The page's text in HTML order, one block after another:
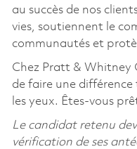
au succès de nos
vies, soutiennent le
communautés et
Chez Pratt & Whitney
de faire une différence
les yeux. Êtes-vous
Le candidat retenu
vérification de ses